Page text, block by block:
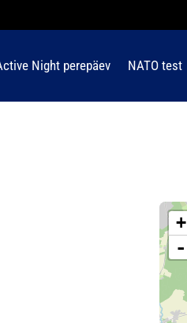
Night perepäev NATO test
+
-